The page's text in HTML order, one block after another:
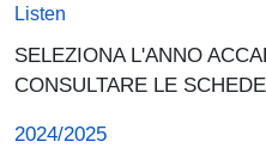
Listen
SELEZIONA L'ANNO
CONSULTARE LE
2024/2025